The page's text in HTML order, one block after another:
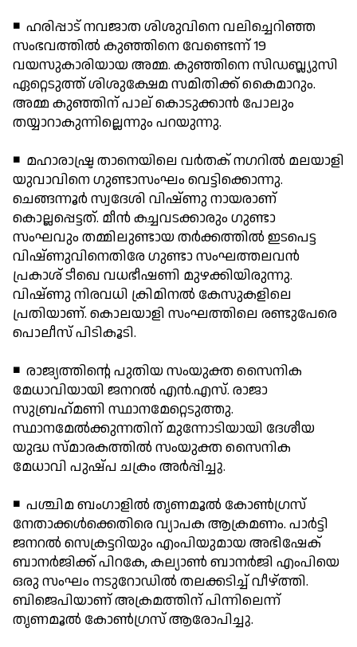
◾ ഹരിപ്പാട് നവജാത ശിശുവിനെ വലിച്ചെറിഞ്ഞ
സംഭവത്തില്‍ കുഞ്ഞിനെ വേണ്ടെന്ന് 19
വയസുകാരിയായ അമ്മ. കുഞ്ഞിനെ സിഡബ്ല്യുസി
ഏറ്റെടുത്ത് ശിശുക്ഷേമ സമിതിക്ക് കൈമാറും.
അമ്മ കുഞ്ഞിന് പാല് കൊടുക്കാന്‍ പോലും
തയ്യാറാകുന്നില്ലെന്നും പറയുന്നു.
◾ മഹാരാഷ്ട്ര താനെയിലെ വര്‍തക് നഗറില്‍ മലയാളി
യുവാവിനെ ഗുണ്ടാസംഘം വെട്ടിക്കൊന്നു.
ചെങ്ങന്നൂര്‍ സ്വദേശി വിഷ്ണു നായരാണ്
കൊല്ലപ്പെട്ടത്. മീന്‍ കച്ചവടക്കാരും ഗുണ്ടാ
സംഘവും തമ്മിലുണ്ടായ തര്‍ക്കത്തില്‍ ഇടപെട്ട
വിഷ്ണുവിനെതിരേ ഗുണ്ടാ സംഘത്തലവന്‍
പ്രകാശ് ടീഖെ വധഭീഷണി മുഴക്കിയിരുന്നു.
വിഷ്ണു നിരവധി ക്രിമിനല്‍ കേസുകളിലെ
പ്രതിയാണ്. കൊലയാളി സംഘത്തിലെ രണ്ടുപേരെ
പൊലീസ് പിടികൂടി.
◾ രാജ്യത്തിന്റെ പുതിയ സംയുക്ത സൈനിക
മേധാവിയായി ജനറല്‍ എന്‍.എസ്. രാജാ
സുബ്രഹ്‌മണി സ്ഥാനമേറ്റെടുത്തു.
സ്ഥാനമേല്‍ക്കുന്നതിന് മുന്നോടിയായി ദേശീയ
യുദ്ധ സ്മാരകത്തില്‍ സംയുക്ത സൈനിക
മേധാവി പുഷ്പ ചക്രം അര്‍പ്പിച്ചു.
◾ പശ്ചിമ ബംഗാളില്‍ തൃണമൂല്‍ കോണ്‍ഗ്രസ്
നേതാക്കള്‍ക്കെതിരെ വ്യാപക ആക്രമണം. പാര്‍ട്ടി
ജനറല്‍ സെക്രട്ടറിയും എംപിയുമായ അഭിഷേക്
ബാനര്‍ജിക്ക് പിറകേ, കല്യാണ്‍ ബാനര്‍ജി എംപിയെ
ഒരു സംഘം നടുറോഡില്‍ തലക്കടിച്ച് വീഴ്ത്തി.
ബിജെപിയാണ് അക്രമത്തിന് പിന്നിലെന്ന്
തൃണമൂല്‍ കോണ്‍ഗ്രസ് ആരോപിച്ചു.